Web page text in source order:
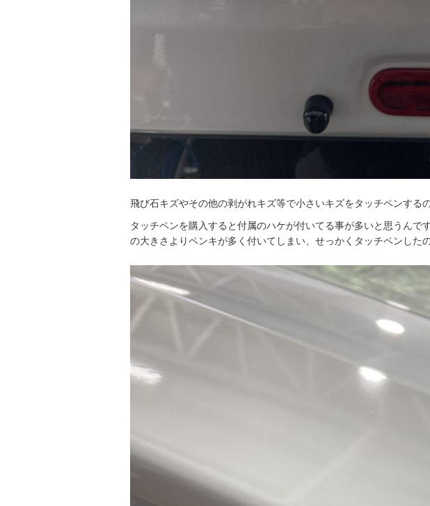
飛び石キズやその他の剥がれキズ等で小さいキズをタッチペンする
タッチペンを購入すると付属のハケが付いてる事が多いと思うんで
の大きさよりペンキが多く付いてしまい、せっかくタッチペンした